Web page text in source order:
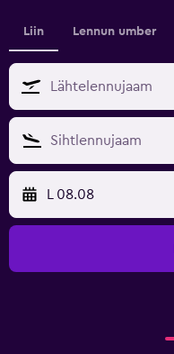
Liin Lennun umber
L 08.08